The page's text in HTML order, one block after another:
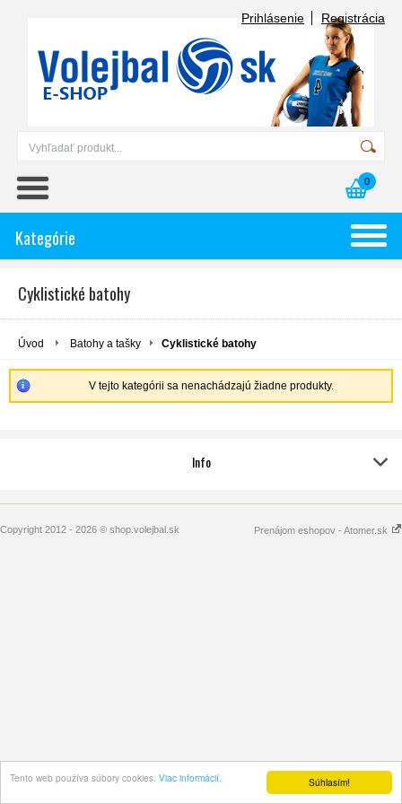
Súhlasím!
Tento web používa súbory cookies. Viac informácií.
Prihlásenie Registrácia
0
Kategórie
Cyklistické batohy
Úvod Batohy a tašky Cyklistické batohy
V tejto kategórii sa nenachádzajú žiadne produkty.
Info
Copyright 2012 - 2026 © shop.volejbal.sk Prenájom eshopov - Atomer.sk